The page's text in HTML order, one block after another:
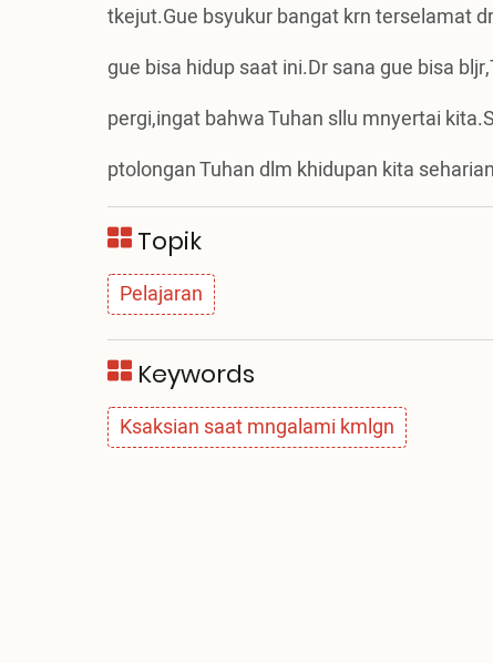
tkejut.Gue bsyukur bangat krn terselamat
gue bisa hidup saat ini.Dr sana gue bisa
pergi,ingat bahwa Tuhan sllu mnyertai
ptolongan Tuhan dlm khidupan kita
Topik
Pelajaran
Keywords
Ksaksian saat mngalami kmlgn